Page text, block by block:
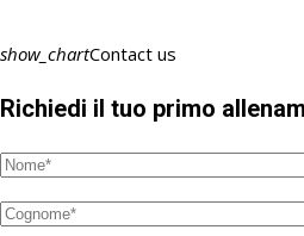
show_chartContact us
Richiedi il tuo primo